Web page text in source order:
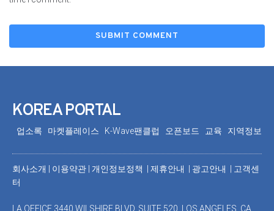
KOREA PORTAL
업소록 마켓플레이스 K-Wave팬클럽 오픈보드 교육 지역정보
회사소개 이용약관 개인정보정책 | 제휴안내 | 광고안내
고객센
터
LA OFFICE 3440 WILSHIRE BLVD. SUITE 520, LOS ANGELES, CA